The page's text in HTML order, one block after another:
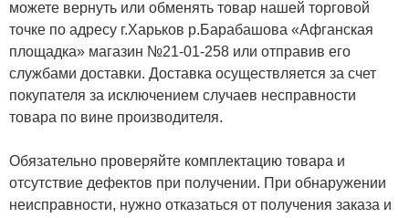
можете вернуть или обменять товар нашей торговой
точке по адресу г.Харьков р.Барабашова «Афганская
площадка» магазин №21-01-258 или отправив его
службами доставки. Доставка осуществляется за счет
покупателя за исключением случаев несправности
товара по вине производителя.
Обязательно проверяйте комплектацию товара и
отсутствие дефектов при получении. При обнаружении
неисправности, нужно отказаться от получения заказа и